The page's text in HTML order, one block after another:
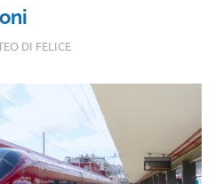
DI FELICE